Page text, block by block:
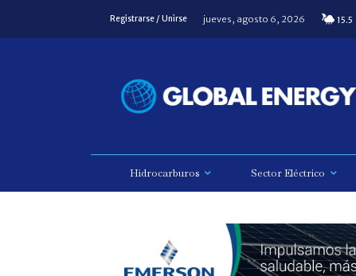
Registrarse / Unirse jueves, agosto 6, 2026 15.5
Hidrocarburos Sector Eléctrico